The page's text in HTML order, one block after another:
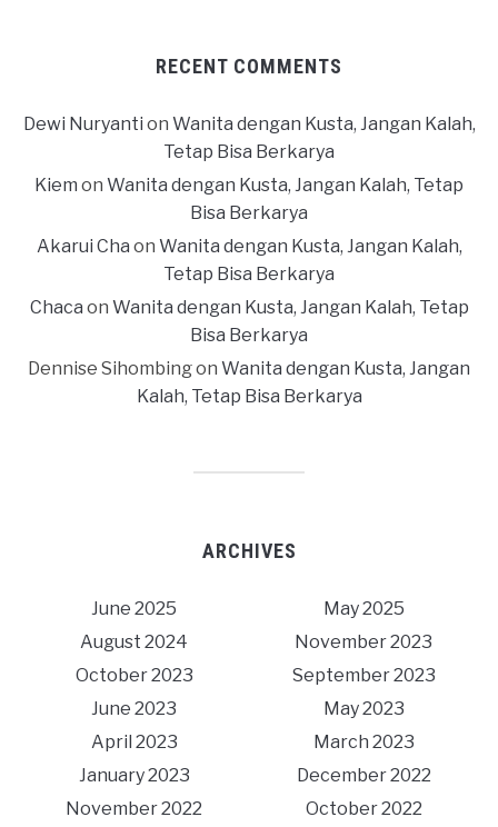
RECENT COMMENTS
Dewi Nuryanti on Wanita dengan Kusta, Jangan Kalah,
Tetap Bisa Berkarya
Kiem on Wanita dengan Kusta, Jangan Kalah, Tetap
Bisa Berkarya
Akarui Cha on Wanita dengan Kusta, Jangan Kalah,
Tetap Bisa Berkarya
Chaca on Wanita dengan Kusta, Jangan Kalah, Tetap
Bisa Berkarya
Dennise Sihombingon Wanita dengan Kusta, Jangan
Kalah, Tetap Bisa Berkarya
ARCHIVES
June 2025
May 2025
August 2024
November 2023
October 2023
September 2023
June 2023
May 2023
April 2023
March 2023
January 2023
December 2022
November 2022
October 2022